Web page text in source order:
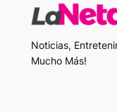
Noticias,
Mucho Más!